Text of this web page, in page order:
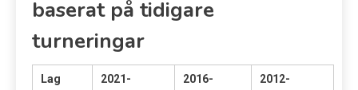
baserat på tidigare
turneringar
Lag
2021-
2016-
2012-